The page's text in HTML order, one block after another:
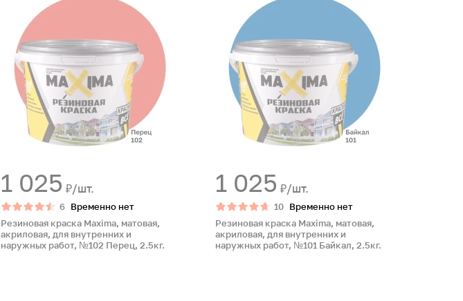
1 025 ₽/шт.
6 Временно нет
Резиновая краска Maxima, матовая,
акриловая, для внутренних и
наружных работ, №102 Перец, 2.5кг.
1 025 ₽/шт.
10 Временно нет
Резиновая краска Maxima, матовая,
акриловая, для внутренних и
наружных работ, №101 Байкал, 2.5кг.